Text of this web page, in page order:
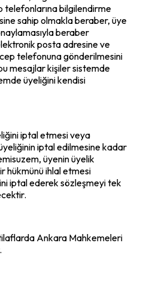
telefonlarına bilgilendirme
sahip olmakla beraber, üye
beraber
posta adresine ve
telefonuna gönderilmesini
mesajlar kişiler sistemde
üyeliğini kendisi
iptal etmesi veya
iptal edilmesine kadar
üyenin üyelik
hükmünü ihlal etmesi
iptal ederek sözleşmeyi tek
Ankara Mahkemeleri